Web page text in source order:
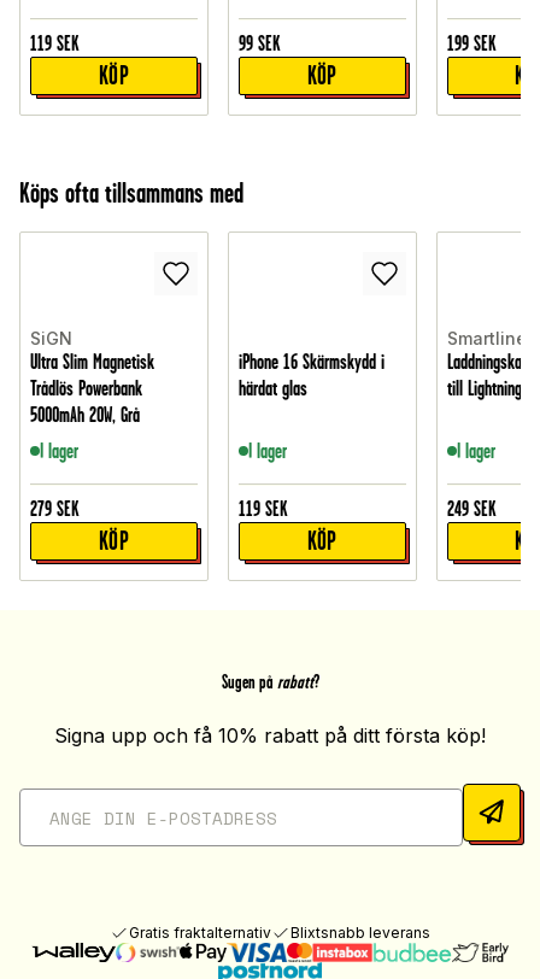
119 SEK
KÖP
99 SEK
KÖP
199 SEK
Köps ofta tillsammans med
SiGN
Ultra Slim Magnetisk
Trådlös Powerbank
5000mAh 20W, Grå
I lager
279 SEK
KÖP
iPhone 16 Skärmskydd i
härdat glas
I lager
119 SEK
KÖP
Smartline
till Lightning,
I lager
249 SEK
Sugen på rabatt?
Signa upp och få 10% rabatt på ditt första köp!
Gratis fraktalternativ Blixtsnabb leverans